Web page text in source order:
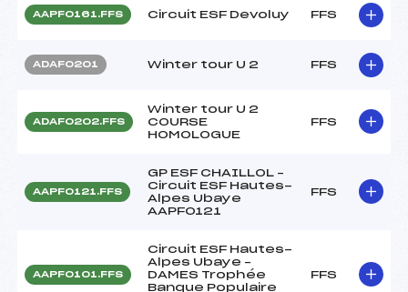
AAPF0161.FFS Circuit ESF Devoluy FFS
ADAF0201 Winter tour U 2 FFS
ADAF0202.FFS
Winter tour U 2
COURSE
HOMOLOGUE
FFS
AAPF0121.FFS
GP ESF CHAILLOL –
Circuit ESF Hautes-
Alpes Ubaye
AAPF0121
FFS
AAPF0101.FFS
Circuit ESF Hautes-
Alpes Ubaye –
DAMES Trophée
Banque Populaire
FFS